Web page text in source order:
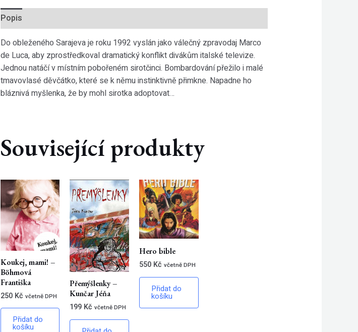
Popis
Do obleženého Sarajeva je roku 1992 vyslán jako válečný zpravodaj Marco
de Luca, aby zprostředkoval dramatický konflikt divákům italské televize.
Jednou natáčí v místním pobořeném sirotčinci. Bombardování přežilo i malé
tmavovlasé děvčátko, které se k němu instinktivně přimkne. Napadne ho
bláznivá myšlenka, že by mohl sirotka adoptovat…
Související produkty
Koukej, mami! –
Böhmová
Františka
250 Kč včetně DPH
Přidat do
košíku
Přemýšlenky –
Kunčar Jéňa
199 Kč včetně DPH
Hero bible
550 Kč včetně DPH
Přidat do
košíku